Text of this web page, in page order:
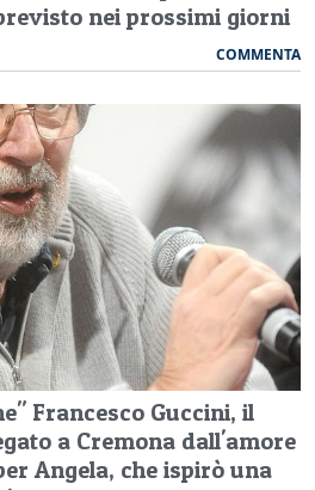
nei prossimi giorni
COMMENTA
Francesco Guccini, il
a Cremona dall'amore
Angela, che ispirò una